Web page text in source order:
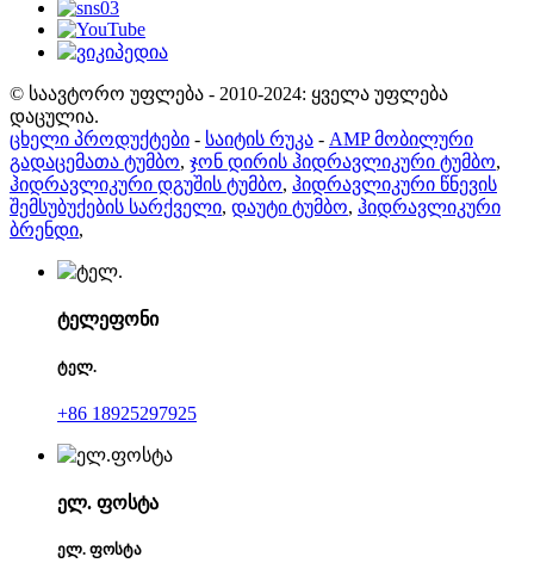
© საავტორო უფლება - 2010-2024: ყველა უფლება
დაცულია.
ცხელი პროდუქტები - საიტის რუკა - AMP მობილური
გადაცემათა ტუმბო, ჯონ დირის ჰიდრავლიკური ტუმბო,
ჰიდრავლიკური დგუშის ტუმბო, ჰიდრავლიკური წნევის
შემსუბუქების სარქველი, დაუტი ტუმბო, ჰიდრავლიკური
ბრენდი,
ტელეფონი
ტელ.
+86 18925297925
ელ. ფოსტა
ელ. ფოსტა